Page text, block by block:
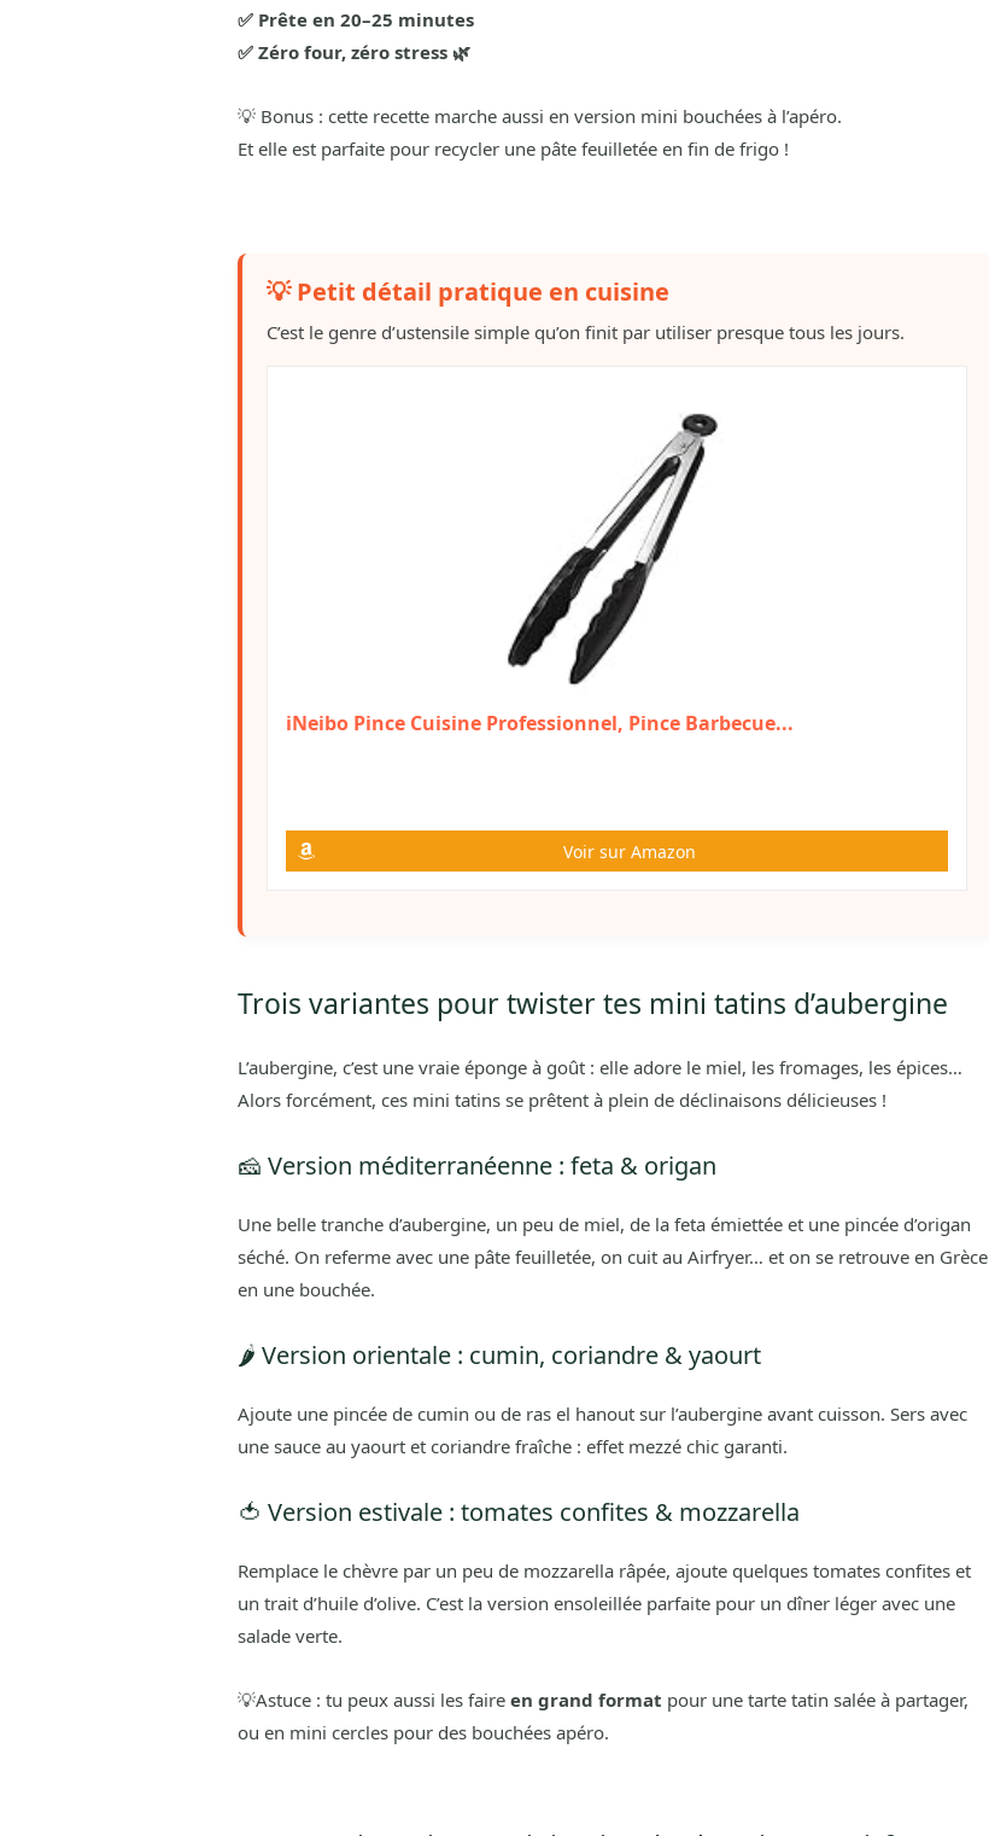
✅ Prête en 20–25 minutes
✅ Zéro four, zéro stress 🌿
💡 Bonus : cette recette marche aussi en version mini bouchées à l’apéro.
Et elle est parfaite pour recycler une pâte feuilletée en fin de frigo !
💡 Petit détail pratique en cuisine
C’est le genre d’ustensile simple qu’on finit par utiliser presque tous les jours.
iNeibo Pince Cuisine Professionnel, Pince Barbecue...
Voir sur Amazon
Trois variantes pour twister tes mini tatins d’aubergine
L’aubergine, c’est une vraie éponge à goût : elle adore le miel, les fromages, les épices…
Alors forcément, ces mini tatins se prêtent à plein de déclinaisons délicieuses !
🧀 Version méditerranéenne : feta & origan
Une belle tranche d’aubergine, un peu de miel, de la feta émiettée et une pincée d’origan
séché. On referme avec une pâte feuilletée, on cuit au Airfryer… et on se retrouve en Grèce
en une bouchée.
🌶️ Version orientale : cumin, coriandre & yaourt
Ajoute une pincée de cumin ou de ras el hanout sur l’aubergine avant cuisson. Sers avec
une sauce au yaourt et coriandre fraîche : effet mezzé chic garanti.
🍅 Version estivale : tomates confites & mozzarella
Remplace le chèvre par un peu de mozzarella râpée, ajoute quelques tomates confites et
un trait d’huile d’olive. C’est la version ensoleillée parfaite pour un dîner léger avec une
salade verte.
💡Astuce : tu peux aussi les faire en grand format pour une tarte tatin salée à partager,
ou en mini cercles pour des bouchées apéro.